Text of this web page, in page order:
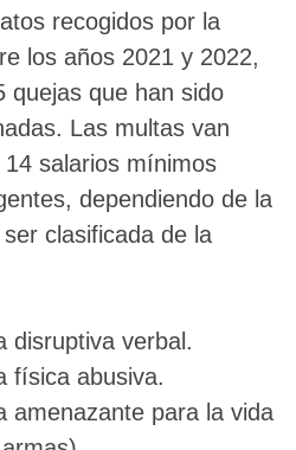
recogidos por la
los años 2021 y 2022,
quejas que han sido
Las multas van
salarios mínimos
dependiendo de la
clasificada de la
disruptiva verbal.
física abusiva.
amenazante para la vida